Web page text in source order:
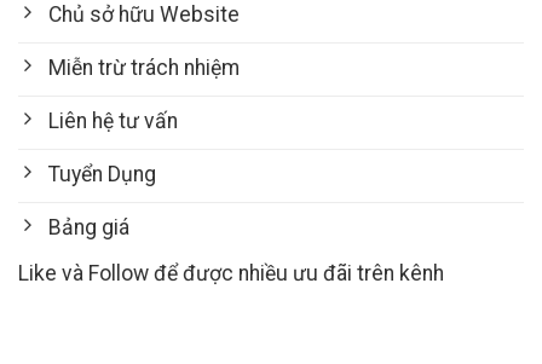
Chủ sở hữu Website
Miễn trừ trách nhiệm
Liên hệ tư vấn
Tuyển Dụng
Bảng giá
Like và Follow để được nhiều ưu đãi trên kênh